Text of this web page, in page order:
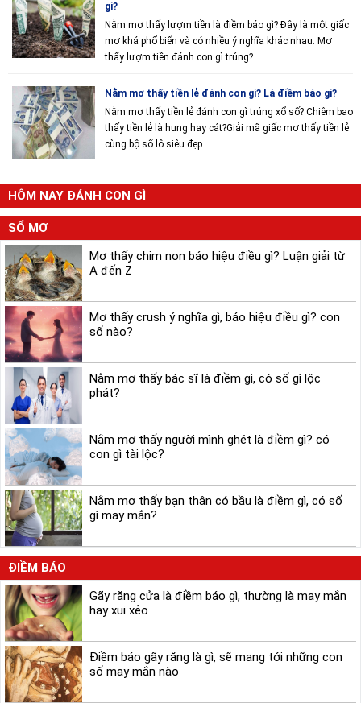
gì?
Nằm mơ thấy lượm tiền là điềm báo gì? Đây là một giấc
mơ khá phổ biến và có nhiều ý nghĩa khác nhau. Mơ
thấy lượm tiền đánh con gì trúng?
Nằm mơ thấy tiền lẻ đánh con gì? Là điềm báo gì?
Nằm mơ thấy tiền lẻ đánh con gì trúng xổ số? Chiêm bao
thấy tiền lẻ là hung hay cát?Giải mã giấc mơ thấy tiền lẻ
cùng bộ số lô siêu đẹp
HÔM NAY ĐÁNH CON GÌ
SỔ MƠ
Mơ thấy chim non báo hiệu điều gì? Luận giải từ
A đến Z
Mơ thấy crush ý nghĩa gì, báo hiệu điều gì? con
số nào?
Nằm mơ thấy bác sĩ là điềm gì, có số gì lộc
phát?
Nằm mơ thấy người mình ghét là điềm gì? có
con gì tài lộc?
Nằm mơ thấy bạn thân có bầu là điềm gì, có số
gì may mắn?
ĐIỀM BÁO
Gãy răng cửa là điềm báo gì, thường là may mắn
hay xui xẻo
Điềm báo gãy răng là gì, sẽ mang tới những con
số may mắn nào